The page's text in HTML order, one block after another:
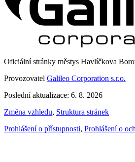
Oficiální stránky městys Havlíčkova
Provozovatel Galileo Corporation s.r.o.
Poslední aktualizace: 6. 8. 2026
Změna vzhledu, Struktura stránek
Prohlášení o přístupnosti, Prohlášení o